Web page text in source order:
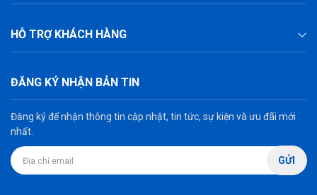
HỖ TRỢ KHÁCH HÀNG
ĐĂNG KÝ NHẬN BẢN TIN
Đăng ký để nhận thông tin cập nhật, tin tức, sự kiện và ưu đãi mới
nhất.
GỬI